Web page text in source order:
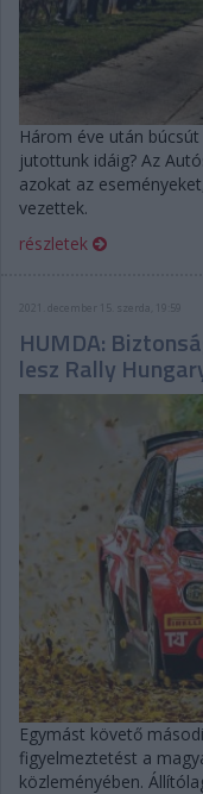
Három éve után
jutottunk idáig? Az
azokat az
vezettek.
részletek
2021. december 15. szerda, 19:59
HUMDA:
lesz Rally
Egymást követő
figyelmeztetést a
közleményében.